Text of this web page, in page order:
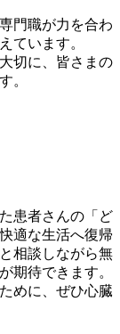
門職が力を合わ
ています。
切に、皆さまの
。
患者さんの「ど
適な生活へ復帰
相談しながら無
期待できます。
めに、ぜひ心臓